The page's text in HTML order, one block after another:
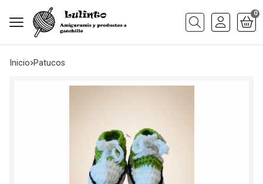
Buscar
0
Inicio patucos